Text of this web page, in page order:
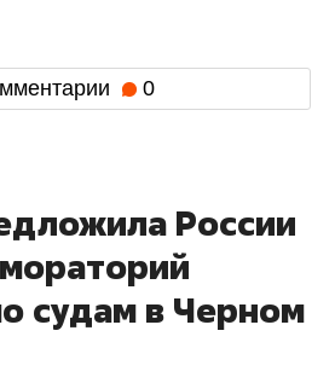
0
России
судам в Черном